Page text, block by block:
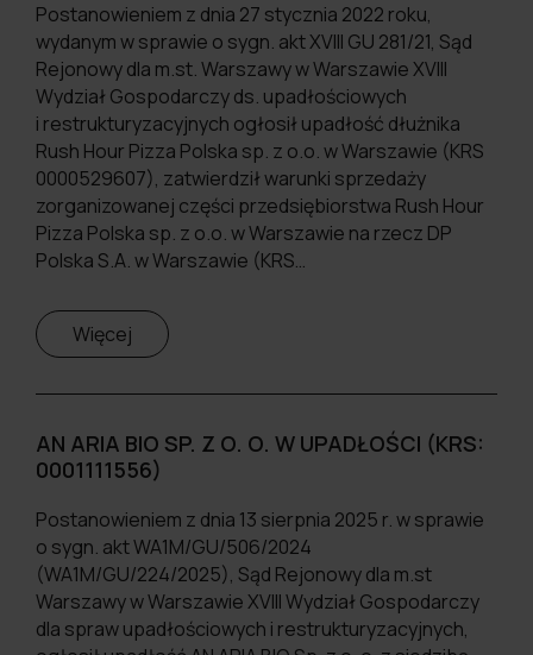
Postanowieniem z dnia 27 stycznia 2022 roku,
wydanym w sprawie o sygn. akt XVIII GU 281/21, Sąd
Rejonowy dla m.st. Warszawy w Warszawie XVIII
Wydział Gospodarczy ds. upadłościowych
i restrukturyzacyjnych ogłosił upadłość dłużnika
Rush Hour Pizza Polska sp. z o.o. w Warszawie (KRS
0000529607), zatwierdził warunki sprzedaży
zorganizowanej części przedsiębiorstwa Rush Hour
Pizza Polska sp. z o.o. w Warszawie na rzecz DP
Polska S.A. w Warszawie (KRS…
Więcej
AN ARIA BIO SP. Z O. O. W UPADŁOŚCI (KRS:
0001111556)
Postanowieniem z dnia 13 sierpnia 2025 r. w sprawie
o sygn. akt WA1M/GU/506/2024
(WA1M/GU/224/2025), Sąd Rejonowy dla m.st
Warszawy w Warszawie XVIII Wydział Gospodarczy
dla spraw upadłościowych i restrukturyzacyjnych,